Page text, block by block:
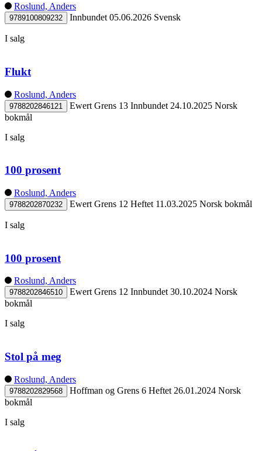
Roslund, Anders
9789100809232 Innbundet 05.06.2026 Svensk
I salg
Flukt
Roslund, Anders
9788202846121 Ewert Grens 13 Innbundet 24.10.2025 Norsk
bokmål
I salg
100 prosent
Roslund, Anders
9788202870232 Ewert Grens 12 Heftet 11.03.2025 Norsk bokmål
I salg
100 prosent
Roslund, Anders
9788202846510 Ewert Grens 12 Innbundet 30.10.2024 Norsk
bokmål
I salg
Stol på meg
Roslund, Anders
9788202829568 Hoffman og Grens 6 Heftet 26.01.2024 Norsk
bokmål
I salg